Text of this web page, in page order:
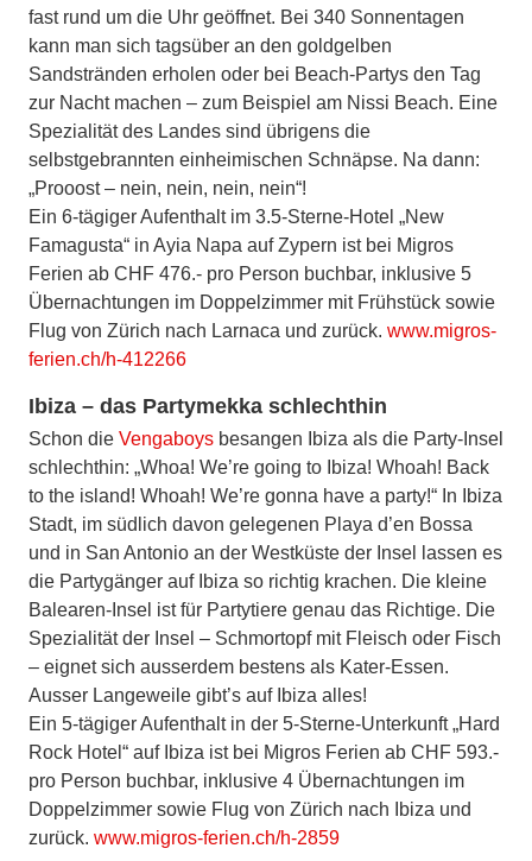
fast rund um die Uhr geöffnet. Bei 340 Sonnentagen
kann man sich tagsüber an den goldgelben
Sandstränden erholen oder bei Beach-Partys den Tag
zur Nacht machen – zum Beispiel am Nissi Beach. Eine
Spezialität des Landes sind übrigens die
selbstgebrannten einheimischen Schnäpse. Na dann:
„Prooost – nein, nein, nein, nein“!
Ein 6-tägiger Aufenthalt im 3.5-Sterne-Hotel „New
Famagusta“ in Ayia Napa auf Zypern ist bei Migros
Ferien ab CHF 476.- pro Person buchbar, inklusive 5
Übernachtungen im Doppelzimmer mit Frühstück sowie
Flug von Zürich nach Larnaca und zurück. www.migros-
ferien.ch/h-412266
Ibiza – das Partymekka schlechthin
Schon die Vengaboys besangen Ibiza als die Party-Insel
schlechthin: „Whoa! We’re going to Ibiza! Whoah! Back
to the island! Whoah! We’re gonna have a party!“ In Ibiza
Stadt, im südlich davon gelegenen Playa d’en Bossa
und in San Antonio an der Westküste der Insel lassen es
die Partygänger auf Ibiza so richtig krachen. Die kleine
Balearen-Insel ist für Partytiere genau das Richtige. Die
Spezialität der Insel – Schmortopf mit Fleisch oder Fisch
– eignet sich ausserdem bestens als Kater-Essen.
Ausser Langeweile gibt’s auf Ibiza alles!
Ein 5-tägiger Aufenthalt in der 5-Sterne-Unterkunft „Hard
Rock Hotel“ auf Ibiza ist bei Migros Ferien ab CHF 593.-
pro Person buchbar, inklusive 4 Übernachtungen im
Doppelzimmer sowie Flug von Zürich nach Ibiza und
zurück. www.migros-ferien.ch/h-2859